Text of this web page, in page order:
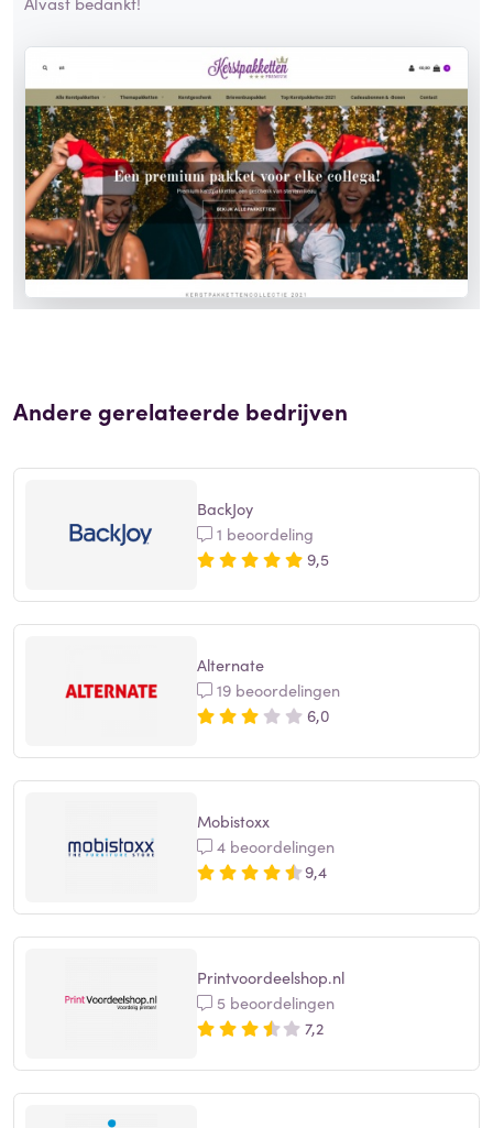
Andere gerelateerde bedrijven
BackJoy
1 beoordeling
9,5
Alternate
19 beoordelingen
6,0
Mobistoxx
4 beoordelingen
9,4
Printvoordeelshop.nl
5 beoordelingen
7,2